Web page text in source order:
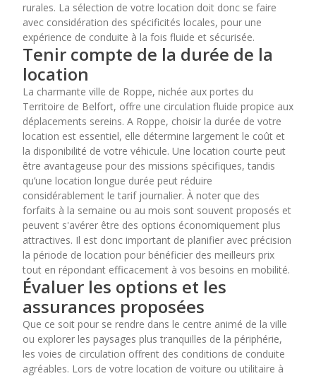
rurales. La sélection de votre location doit donc se faire
avec considération des spécificités locales, pour une
expérience de conduite à la fois fluide et sécurisée.
Tenir compte de la durée de la
location
La charmante ville de Roppe, nichée aux portes du
Territoire de Belfort, offre une circulation fluide propice aux
déplacements sereins. A Roppe, choisir la durée de votre
location est essentiel, elle détermine largement le coût et
la disponibilité de votre véhicule. Une location courte peut
être avantageuse pour des missions spécifiques, tandis
qu’une location longue durée peut réduire
considérablement le tarif journalier. À noter que des
forfaits à la semaine ou au mois sont souvent proposés et
peuvent s'avérer être des options économiquement plus
attractives. Il est donc important de planifier avec précision
la période de location pour bénéficier des meilleurs prix
tout en répondant efficacement à vos besoins en mobilité.
Évaluer les options et les
assurances proposées
Que ce soit pour se rendre dans le centre animé de la ville
ou explorer les paysages plus tranquilles de la périphérie,
les voies de circulation offrent des conditions de conduite
agréables. Lors de votre location de voiture ou utilitaire à